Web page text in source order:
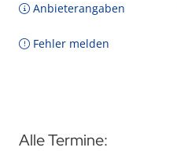
Anbieterangaben
Fehler melden
Alle Termine: